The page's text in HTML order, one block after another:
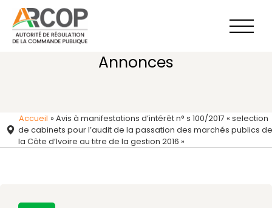
contenu
Annonces
Accueil » Avis à manifestations d’intérêt n° s 100/2017 « selection
de cabinets pour l’audit de la passation des marchés publics de
la Côte d’Ivoire au titre de la gestion 2016 »